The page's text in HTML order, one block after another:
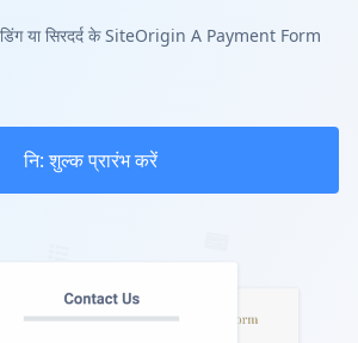
या सिरदर्द के SiteOrigin A Payment Form
नि: शुल्क प्रारंभ करें